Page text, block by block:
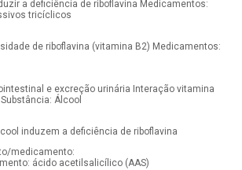
a deficiência de riboflavina Medicamentos:
tricíclicos
de riboflavina (vitamina B2) Medicamentos:
e excreção urinária Interação vitamina
Álcool
induzem a deficiência de riboflavina
medicamento:
ácido acetilsalicílico (AAS)